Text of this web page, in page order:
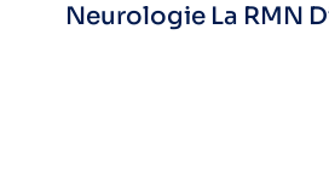
Neurologie La RMN